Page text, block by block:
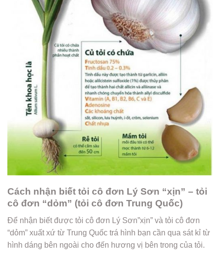
Cách nhận biết tỏi cô đơn Lý Sơn “xịn” – tỏi
cô đơn “dỏm” (tỏi cô đơn Trung Quốc)
Để nhận biết được tỏi cô đơn Lý Sơn”xịn” và tỏi cô đơn
“dỏm” xuất xứ từ Trung Quốc trá hình bạn cần qua sát kỉ từ
hình dáng bên ngoài cho đến hương vị bên trong của tỏi.